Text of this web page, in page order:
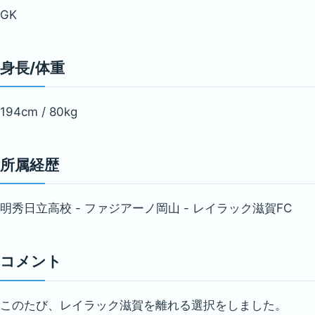
GK
身長/体重
194cm / 80kg
所属経歴
明秀日立高校 - ファジアーノ岡山 - レイラック滋賀FC
コメント
このたび、レイラック滋賀を離れる選択をしました。